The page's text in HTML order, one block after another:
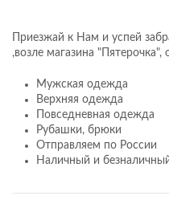
Приезжай к Нам и успей
,возле магазина
Мужская одежда
Верхняя одежда
Повседневная одежда
Рубашки, брюки
Отправляем по России
Наличный и